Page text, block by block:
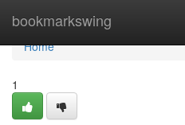
bookmarkswing
Home
Home
1